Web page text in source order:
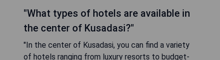
"What types of hotels are available in
the center of Kusadasi?"
"In the center of Kusadasi, you can find a variety
of hotels ranging from luxury resorts to budget-